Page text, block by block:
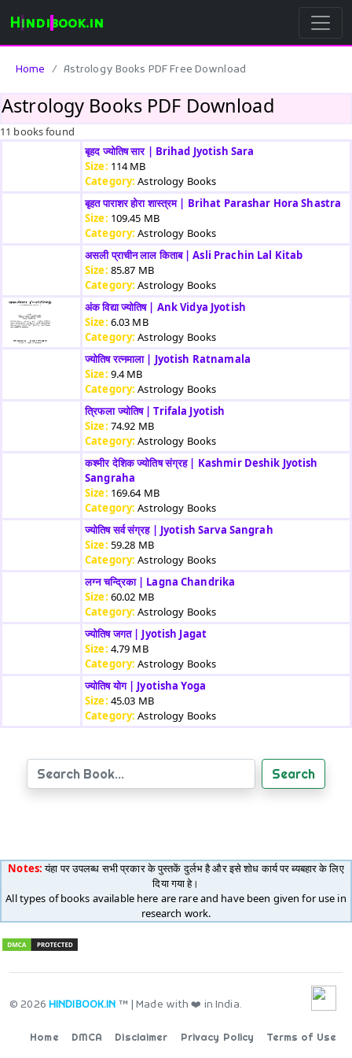
Hindibook.in
Home Astrology Books PDF Free Download
Astrology Books PDF Download
11 books found
बृहद ज्योतिष सार | Brihad Jyotish Sara
Size: 114 MB
Category:Astrology Books
बृहत पाराशर होरा शास्त्रम | Brihat Parashar Hora Shastra
Size: 109.45 MB
Category:Astrology Books
असली प्राचीन लाल किताब | Asli Prachin Lal Kitab
Size: 85.87 MB
Category:Astrology Books
अंक विद्या ज्योतिष | Ank Vidya Jyotish
Size: 6.03 MB
Category:Astrology Books
ज्योतिष रत्नमाला | Jyotish Ratnamala
Size: 9.4 MB
Category:Astrology Books
त्रिफला ज्योतिष | Trifala Jyotish
Size: 74.92 MB
Category:Astrology Books
कश्मीर देशिक ज्योतिष संग्रह | Kashmir Deshik Jyotish
Sangraha
Size: 169.64 MB
Category:Astrology Books
ज्योतिष सर्व संग्रह | Jyotish Sarva Sangrah
Size: 59.28 MB
Category:Astrology Books
लग्न चन्द्रिका | Lagna Chandrika
Size: 60.02 MB
Category:Astrology Books
ज्योतिष जगत | Jyotish Jagat
Size: 4.79 MB
Category:Astrology Books
ज्योतिष योग | Jyotisha Yoga
Size: 45.03 MB
Category:Astrology Books
Search
Notes:यंहा पर उपलब्ध सभी प्रकार के पुस्तकें दुर्लभ है और इसे शोध कार्य पर ब्यबहार के लिए
दिया गया हे।
All types of books available here are rare and have been given for use in
research work.
© 2026 HINDIBOOK.IN ™ | Made with ❤️ in India.
Home DMCA Disclaimer Privacy Policy Terms of Use